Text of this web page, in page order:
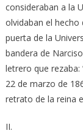
consideraban a la
olvidaban el hecho
puerta de la
bandera de
letrero que rezaba:
22 de marzo de
retrato de la reina
II.